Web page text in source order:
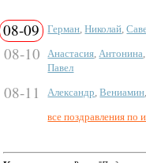
08-09 Герман ,Николай ,
08-10 Анастасия Антонина
Павел
08-11 Александр ,Вениамин
все поздравления по